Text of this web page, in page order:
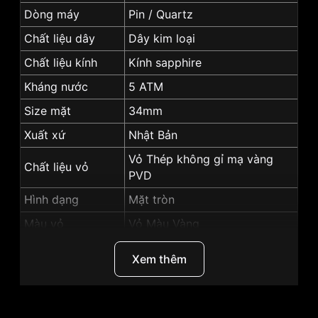
Dòng máy
Pin / Quartz
Chất liệu dây
Dây kim loại
Chất liệu kính
Kính sapphire
Kháng nước
5 ATM
Size mặt
34mm
Xuất xứ
Nhật Bản
Chất liệu vỏ
Vỏ Thép không gỉ mạ vàng
PVD
Hình dạng
Mặt tròn
Màu vỏ
Vỏ Màu Vàng
Lịch ngày, Giờ, phút, giây
Xem thêm